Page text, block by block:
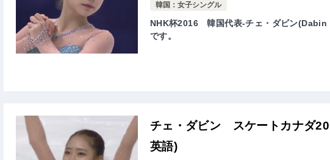
韓国：女子シングル
NHK杯2016 韓国代表-チェ・ダビン(Dabin
です。
チェ・ダビン スケートカナダ
英語)